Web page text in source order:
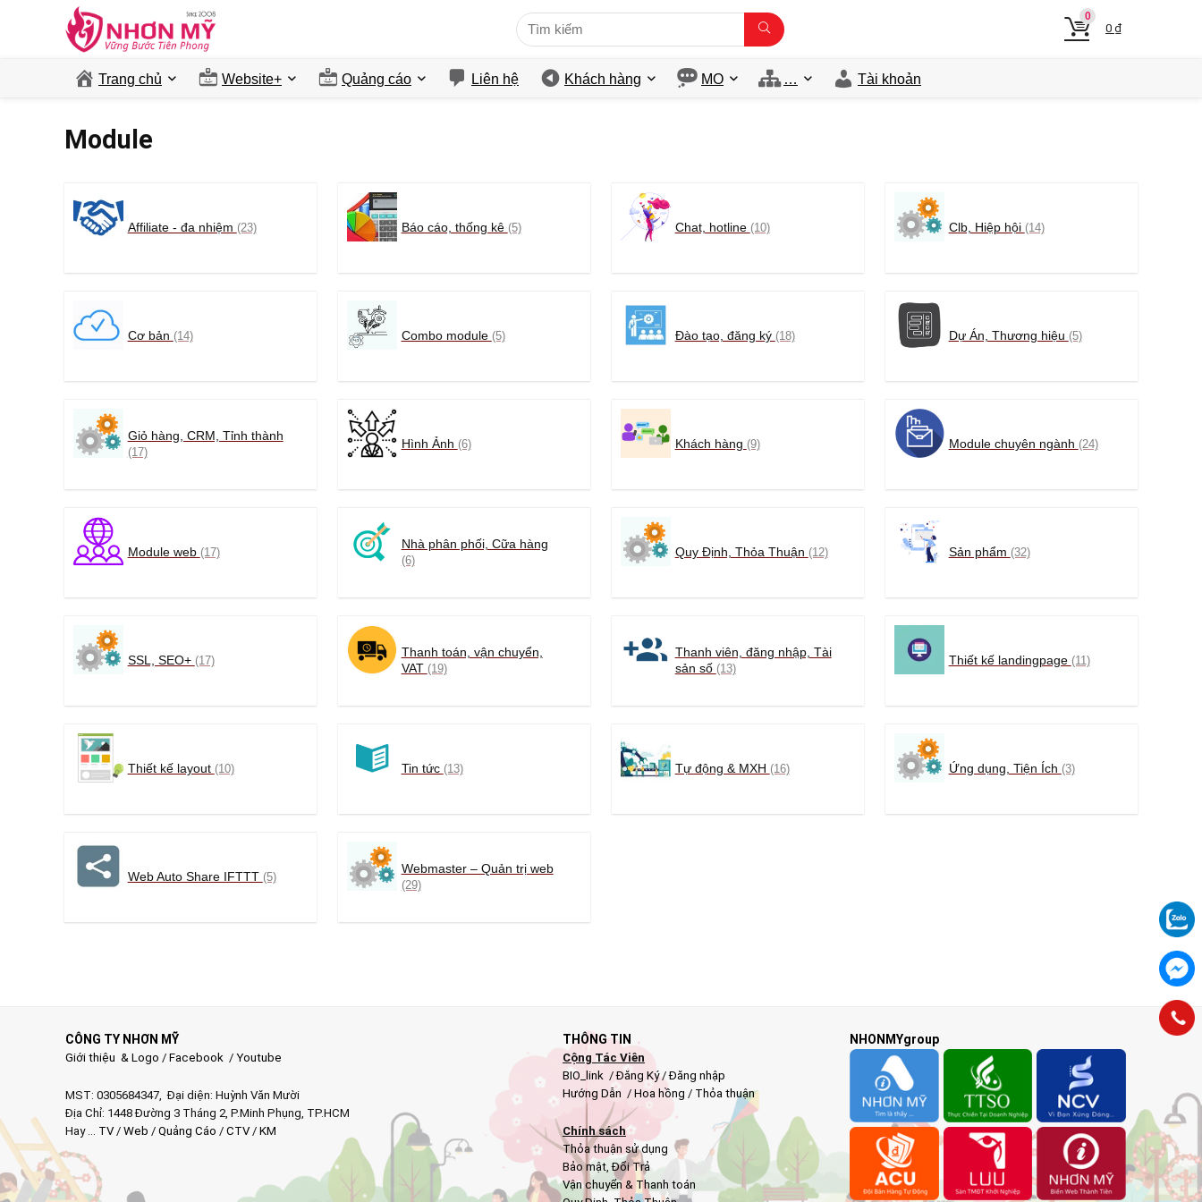
0
0 ₫
Trang chủ Website+ Quảng cáo Liên hệ Khách hàng MO … Tài khoản
Module
Affiliate - đa nhiệm (23) Báo cáo, thống kê (5) Chat, hotline (10) Clb, Hiệp hội (14)
Cơ bản (14) Combo module (5) Đào tạo, đăng ký (18) Dự Án, Thương hiệu (5)
Giỏ hàng, CRM, Tỉnh thành
(17)
Hình Ảnh (6) Khách hàng (9) Module chuyên ngành (24)
Module web (17)
Nhà phân phối, Cữa hàng
(6)
Quy Định, Thỏa Thuận (12) Sản phẩm (32)
SSL, SEO+ (17)
Thanh toán, vận chuyển,
VAT (19)
Thanh viên, đăng nhập, Tài
sản số (13)
Thiết kế landingpage (11)
Thiết kế layout (10) Tin tức (13) Tự động & MXH (16) Ứng dụng, Tiện Ích (3)
Web Auto Share IFTTT (5)
Webmaster – Quản trị web
(29)
CÔNG TY NHƠN MỸ
Giới thiệu & Logo / Facebook / Youtube
MST: 0305684347, Đại diện: Huỳnh Văn Mười
Địa Chỉ: 1448 Đường 3 Tháng 2, P.Minh Phụng, TP.HCM
Hay …
TV/ Web / Quảng Cáo / CTV/ KM
THÔNG TIN
Cộng Tác Viên
BIO_link /Đăng Ký /Đăng nhập
Hướng Dẫn / Hoa hồng /Thỏa thuận
Chính sách
Thỏa thuận sử dụng
Bảo mật,Đổi Trả
Vận chuyển & Thanh toán
NHONMYgroup